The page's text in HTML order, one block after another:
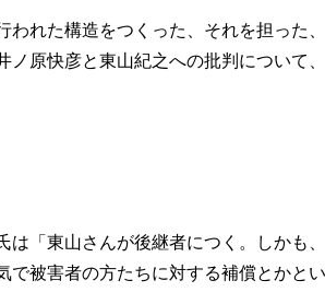
われた構造をつくった、それを担った
ノ原快彦と東山紀之への批判について
は「東山さんが後継者につく。しかも
で被害者の方たちに対する補償とかと